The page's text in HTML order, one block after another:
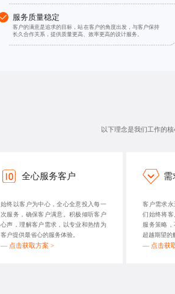
服务质量稳定
客户的满意是追求的目标，站在客户的角度出发，与客户保持
长久合作关系，提供质量更高、效率更高的设计服务。
以下理念是我们工作的
全心服务客户
始终以客户为中心，全心全意投入每一
次服务，确保客户满意。积极倾听客户
心声，理解客户需求，以专业和热情为
客户提供最省心的服务体验。
— 点击获取方案 >
需
客户需求
们始终将
服务策略
超越期望的
— 点击获